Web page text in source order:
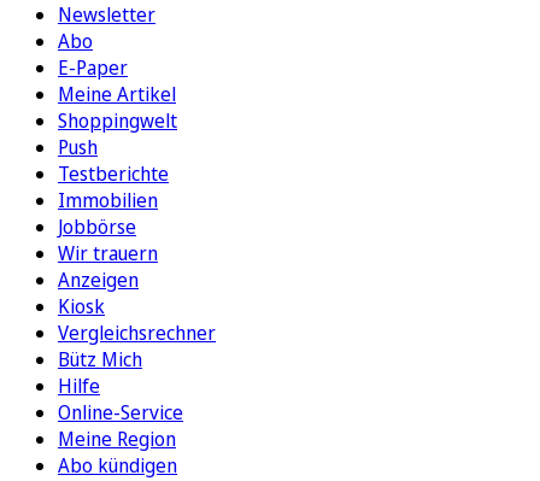
Newsletter
Abo
E-Paper
Meine Artikel
Shoppingwelt
Push
Testberichte
Immobilien
Jobbörse
Wir trauern
Anzeigen
Kiosk
Vergleichsrechner
Bütz Mich
Hilfe
Online-Service
Meine Region
Abo kündigen